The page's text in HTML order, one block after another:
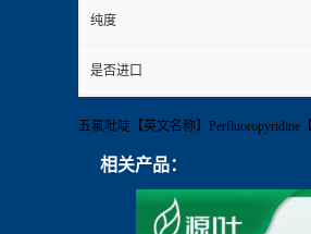
纯度
是否进口
五氟吡啶【英文名称】Perfluoropyridine
相关产品：